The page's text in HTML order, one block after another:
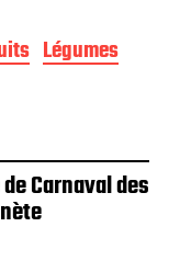
Légumes
Carnaval des